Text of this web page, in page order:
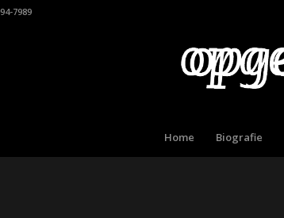
7989
Home Biografie